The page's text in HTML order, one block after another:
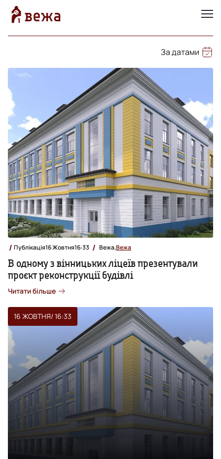
За датами
Публікація16 Жовтня16:33 Вежа,Вежа
В одному з вінницьких ліцеїв презентували
проєкт реконструкції будівлі
Читати більше
16 ЖОВТНЯ/ 16:33